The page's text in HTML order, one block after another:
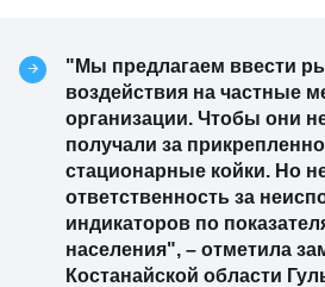
"Мы предлагаем ввести
воздействия на частные
организации. Чтобы они
получали за
стационарные койки. Но
ответственность за
индикаторов по
населения", – отметила
Костанайской области